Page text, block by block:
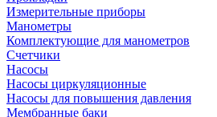
Измерительные приборы
Манометры
Комплектующие для манометров
Счетчики
Насосы
Насосы циркуляционные
Насосы для повышения давления
Мембранные баки